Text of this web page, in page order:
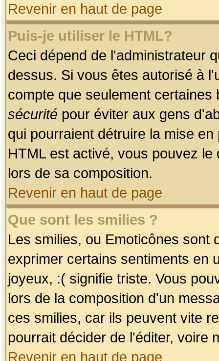
Revenir en haut de page
Puis-je utiliser le HTML?
Ceci dépend de l'administrateur
dessus. Si vous êtes autorisé à
compte que seulement
sécurité pour éviter aux gens
qui pourraient détruire la mise
HTML est activé, vous pouvez
lors de sa composition.
Revenir en haut de page
Que sont les smilies ?
Les smilies, ou Emoticônes sont
exprimer certains sentiments en
joyeux, :( signifie triste. Vous
lors de la composition d'un
ces smilies, car ils peuvent vite
pourrait décider de l'éditer, voire
Revenir en haut de page